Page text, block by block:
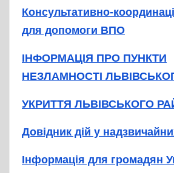
Консультативно-
для допомоги ВПО
ІНФОРМАЦІЯ ПРО ПУНКТИ
НЕЗЛАМНОСТІ
УКРИТТЯ ЛЬВІВСЬКОГО
Довідник дій у
Інформація для громадян